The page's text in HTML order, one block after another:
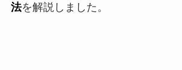
法を解説しました。